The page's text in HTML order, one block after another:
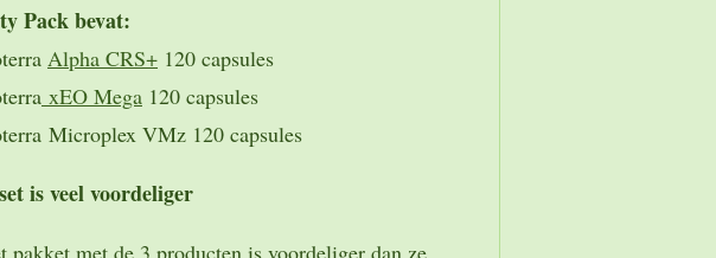
Pack bevat:
Alpha CRS+ 120 capsules
xEO Mega 120 capsules
Microplex VMz 120 capsules
is veel voordeliger